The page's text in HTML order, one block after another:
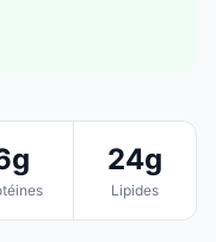
24g
Lipides